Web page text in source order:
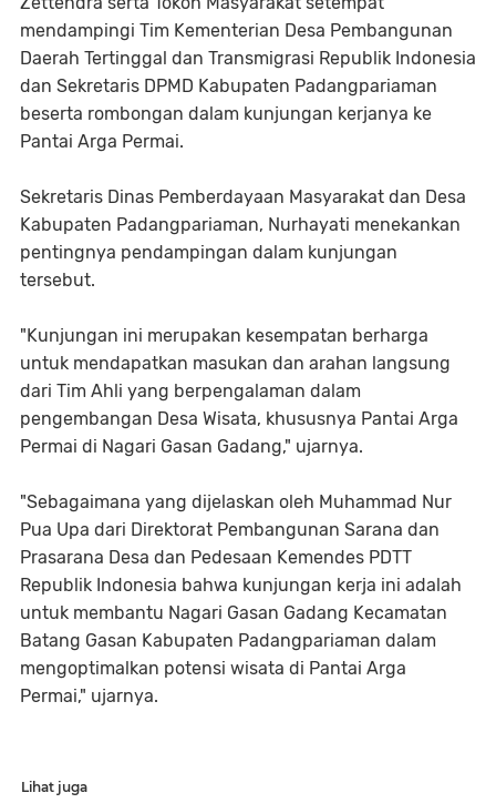
mendampingi Tim Kementerian Desa Pembangunan
Daerah Tertinggal dan Transmigrasi Republik Indonesia
dan Sekretaris DPMD Kabupaten Padangpariaman
beserta rombongan dalam kunjungan kerjanya ke
Pantai Arga Permai.
Sekretaris Dinas Pemberdayaan Masyarakat dan Desa
Kabupaten Padangpariaman, Nurhayati menekankan
pentingnya pendampingan dalam kunjungan
tersebut.
"Kunjungan ini merupakan kesempatan berharga
untuk mendapatkan masukan dan arahan langsung
dari Tim Ahli yang berpengalaman dalam
pengembangan Desa Wisata, khususnya Pantai Arga
Permai di Nagari Gasan Gadang," ujarnya.
"Sebagaimana yang dijelaskan oleh Muhammad Nur
Pua Upa dari Direktorat Pembangunan Sarana dan
Prasarana Desa dan Pedesaan Kemendes PDTT
Republik Indonesia bahwa kunjungan kerja ini adalah
untuk membantu Nagari Gasan Gadang Kecamatan
Batang Gasan Kabupaten Padangpariaman dalam
mengoptimalkan potensi wisata di Pantai Arga
Permai," ujarnya.
Lihat juga